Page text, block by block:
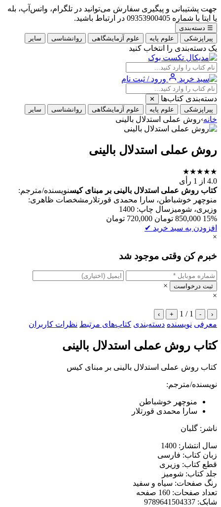
جهت پشتیبانی و پیگیری سفارش می‌توانید در تلگرام، واتس‌آپ، بله
یا ایتا با شماره 09353900405 در ارتباط باشید.
☰ دسته‌بندی
پیراپزشکی
علوم پایه علوم آزمایشگاهی روانشناسی سایر
یک دسته‌بندی را انتخاب کنید
ورود / ثبت نام
دسته‌بندی کتاب‌ها
✕
پیراپزشکی
علوم پایه علوم آزمایشگاهی روانشناسی سایر
خانه›روش عملی استدلال بالینی
روش عملی استدلال بالینی
★
★
★
★
★
4.0 از 1 رأی
کتاب روش عملی استدلال بالینی بر مبنای کیسنویسنده/مترجم:
منوچهر خوشباطن، سارا محمدی قورتلارمشخصات ظاهری:
وزیری، شومیزسال چاپ: 1400
15%
850,000 تومان 720,000 تومان
افزودن به سبد خرید ✔
×
خبرم کن وقتی موجود شد
ثبت درخواست
×
×
‹
-
1 / 1
+
›
معرفی نویسنده دسته‌بندی کتاب‌های مرتبط نظرات کاربران
کتاب روش عملی استدلال بالینی
کتاب روش عملی استدلال بالینی بر مبنای کیس
نویسنده/مترجم:
منوچهر خوشباطن
سارا محمدی قورتلار
ناشر: گلبان
سال انتشار: 1400
زبان کتاب: فارسی
قطع کتاب: وزیری
جلد کتاب: شومیز
رنگ صفحات: سیاه و سفید
تعداد صفحات: 160 صفحه
شابک: 9789641504337